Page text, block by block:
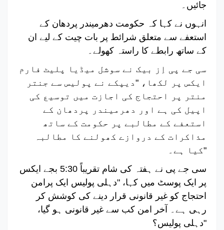
جائیں۔
انہوں نے کہا کہ حکومت دھرمیندر پردھان کے
استعفے سے متعلق شرائط پر بات چیت کے لیے ان
کے ساتھ رابطے کا راستہ کھولے۔
سی جے پی اِز بیک نے سوشل میڈیا پلیٹ فارم
ایکس پر لکھا، "دیپکے نے پولیس سے جنتر
منتر پر احتجاج کی اجازت میں توسیع کی
اپیل کی ہے اور دھرمیندر پردھان کے
استعفے کے مطالبے پر حکومت کے ساتھ
مذاکرات کے دروازے کھولنے کا مطالبہ
کیا ہے۔"
سی جے پی نے ہفتہ کی شام تقریباً 5:30 بجے ایکس
پر ایک پوسٹ میں کہا، "دہلی پولیس ایک پرامن
احتجاج کو غیر قانونی قرار دینے کی کوشش کر
رہی ہے۔ آخر امن کب سے غیر قانونی ہو گیا،
دہلی پولیس؟"